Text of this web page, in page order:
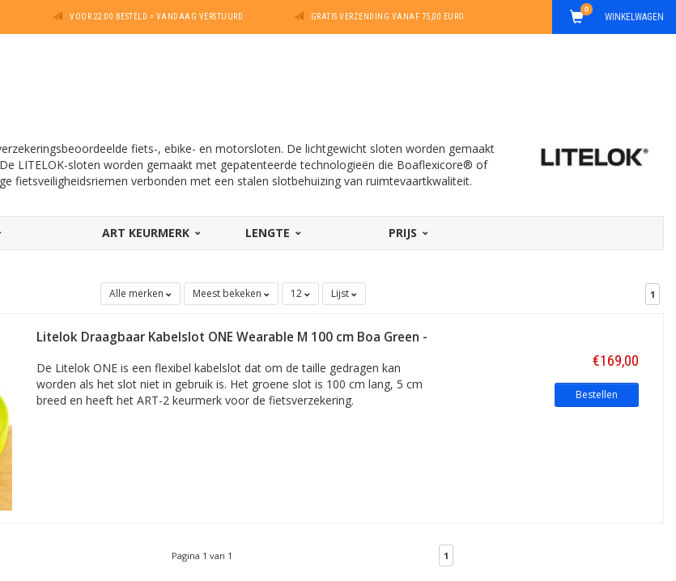
VOOR 22:00 BESTELD = VANDAAG VERSTUURD GRATIS VERZENDING VANAF 75,00 EURO WINKELWAGEN
0
fiets-, ebike- en motorsloten. De lichtgewicht sloten worden gemaakt
LITELOK-sloten worden gemaakt met gepatenteerde technologieën die Boaflexicore® of
fietsveiligheidsriemen verbonden met een stalen slotbehuizing van ruimtevaartkwaliteit.
ART KEURMERK LENGTE PRIJS
Alle merken Meest bekeken 12 Lijst 1
Litelok Draagbaar Kabelslot ONE Wearable M 100 cm Boa Green -
De Litelok ONE is een flexibel kabelslot dat om de taille gedragen kan
worden als het slot niet in gebruik is. Het groene slot is 100 cm lang, 5 cm
breed en heeft het ART-2 keurmerk voor de fietsverzekering.
€169,00
Bestellen
Pagina 1 van 1 1